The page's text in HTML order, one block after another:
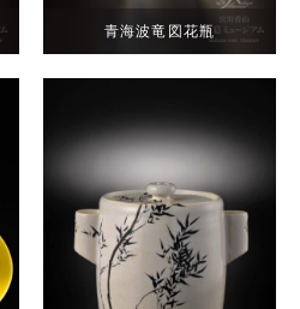
青海波竜図花瓶